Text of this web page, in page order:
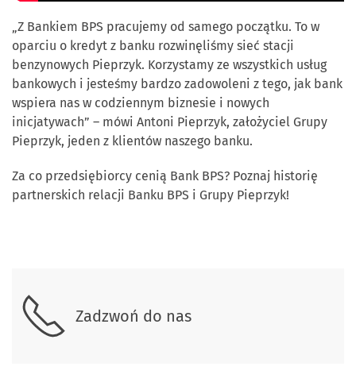
„Z Bankiem BPS pracujemy od samego początku. To w
oparciu o kredyt z banku rozwinęliśmy sieć stacji
benzynowych Pieprzyk. Korzystamy ze wszystkich usług
bankowych i jesteśmy bardzo zadowoleni z tego, jak bank
wspiera nas w codziennym biznesie i nowych
inicjatywach” – mówi Antoni Pieprzyk, założyciel Grupy
Pieprzyk, jeden z klientów naszego banku.
Za co przedsiębiorcy cenią Bank BPS? Poznaj historię
partnerskich relacji Banku BPS i Grupy Pieprzyk!
Zadzwoń do nas